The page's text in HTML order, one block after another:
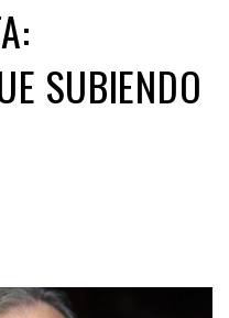
SUBIENDO